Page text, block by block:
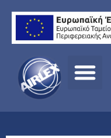
σελίδα/ΠΡΟΪΟΝΤΑ